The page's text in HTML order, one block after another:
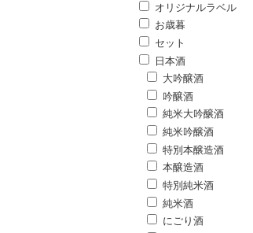
オリジナルラベル
お歳暮
セット
日本酒
大吟醸酒
吟醸酒
純米大吟醸酒
純米吟醸酒
特別本醸造酒
本醸造酒
特別純米酒
純米酒
にごり酒